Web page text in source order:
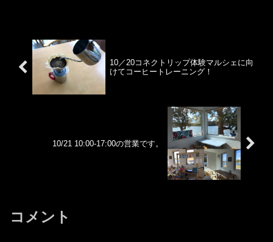
10／20コネクトリップ体験マルシェに向
けてコーヒートレーニング！
10/21 10:00-17:00の営業です。
コメント